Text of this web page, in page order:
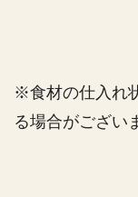
※食材の仕入れ
る場合がござい